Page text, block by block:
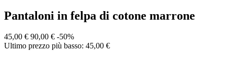
Pantaloni in felpa di cotone marrone
45,00 € 90,00 € -50%
Ultimo prezzo più basso: 45,00 €